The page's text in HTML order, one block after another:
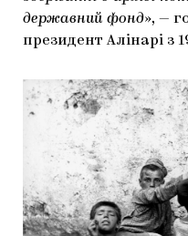
державний фонд», —
президент Алінарі з